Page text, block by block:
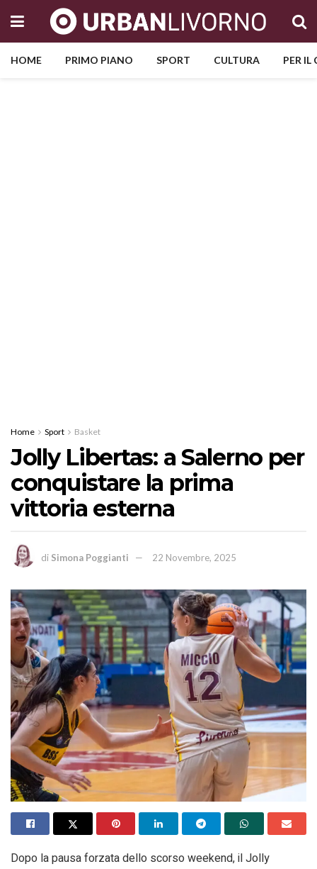
HOME PRIMO PIANO SPORT CULTURA PER
Home Sport Basket
Jolly Libertas: a Salerno per
conquistare la prima
vittoria esterna
di Simona Poggianti 22 Novembre, 2025
Dopo la pausa forzata dello scorso weekend, il Jolly